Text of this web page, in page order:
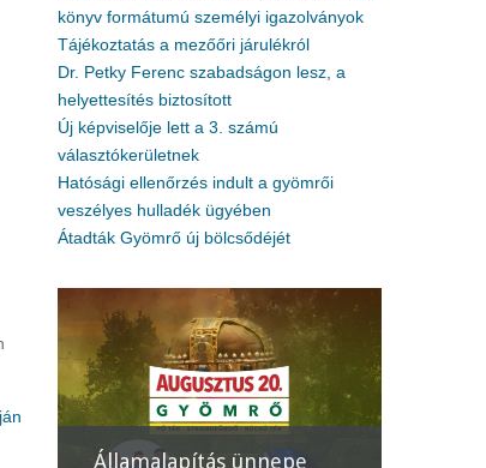
könyv formátumú személyi igazolványok
Tájékoztatás a mezőőri járulékról
Dr. Petky Ferenc szabadságon lesz, a
helyettesítés biztosított
Új képviselője lett a 3. számú
választókerületnek
Hatósági ellenőrzés indult a gyömrői
veszélyes hulladék ügyében
Átadták Gyömrő új bölcsődéjét